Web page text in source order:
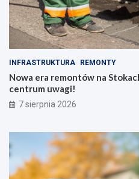
INFRASTRUKTURA REMONTY
Nowa era remontów na
centrum uwagi!
7 sierpnia 2026